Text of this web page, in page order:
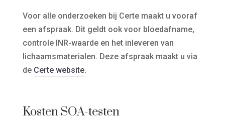
Voor alle onderzoeken bij Certe maakt u vooraf
een afspraak. Dit geldt ook voor bloedafname,
controle INR-waarde en het inleveren van
lichaamsmaterialen. Deze afspraak maakt u via
de Certe website.
Kosten SOA-testen